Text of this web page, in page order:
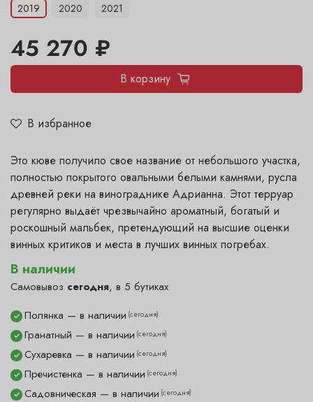
В избранное
2019 2020 2021
45 270 ₽
В корзину
В наличии
Самовывоз сегодня, в 5 бутиках
✓ Гранатный — в наличии (сегодня)
✓ Полянка — в наличии (сегодня)
✓ Пречистенка — в наличии (сегодня)
✓ Садовническая — в наличии (сегодня)
✓ Сухаревка — в наличии (сегодня)
Это кюве получило свое название от небольшого участка,
полностью покрытого овальными белыми камнями, русла
древней реки на винограднике Адрианна. Этот терруар
регулярно выдаёт чрезвычайно ароматный, богатый и
роскошный мальбек, претендующий на высшие оценки
винных критиков и места в лучших винных погребах.